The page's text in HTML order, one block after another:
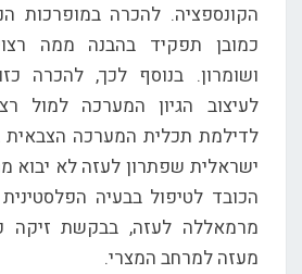
הקונספציה. להכרה במופרכות
כמובן תפקיד בהבנה ממה
ושומרון. בנוסף לכך, להכרה
לעיצוב הגיון המערכה למול
לדילמת תכלית המערכה הצבאית
ישראלית שפתרון לעזה לא יבוא
הכובד לטיפול בבעיה
מרמאללה לעזה, בבקשת זיקה
מעזה למרחב המצרי.